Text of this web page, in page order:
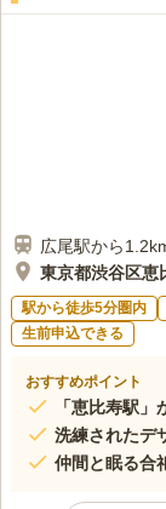
広尾駅から
東京都渋谷区恵
駅から徒歩5分圏内
生前申込できる
おすすめポイント
「恵比寿駅
洗練されたデ
仲間と眠る合